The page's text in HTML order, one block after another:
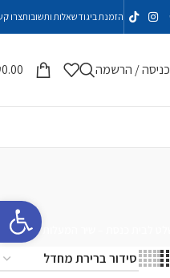
פתח
הזמנת ביגודשאלות ותשובותצרו
כניסה / הרשמה 0.00